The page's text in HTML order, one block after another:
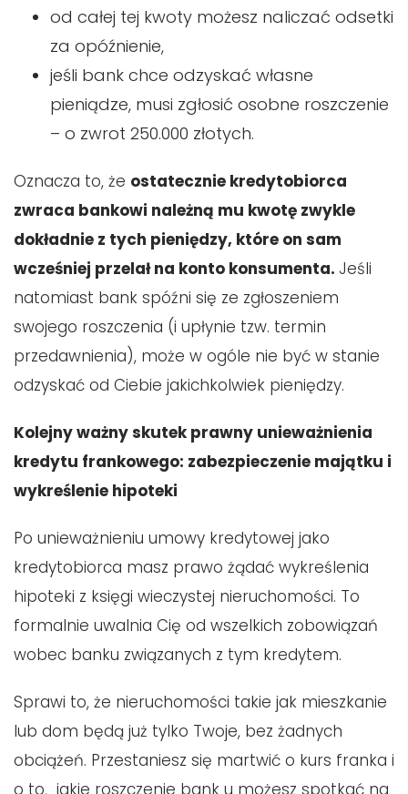
od całej tej kwoty możesz naliczać odsetki
za opóźnienie,
jeśli bank chce odzyskać własne
pieniądze, musi zgłosić osobne roszczenie
– o zwrot 250.000 złotych.
Oznacza to, że ostatecznie kredytobiorca
zwraca bankowi należną mu kwotę zwykle
dokładnie z tych pieniędzy, które on sam
wcześniej przelał na konto konsumenta. Jeśli
natomiast bank spóźni się ze zgłoszeniem
swojego roszczenia (i upłynie tzw. termin
przedawnienia), może w ogóle nie być w stanie
odzyskać od Ciebie jakichkolwiek pieniędzy.
Kolejny ważny skutek prawny unieważnienia
kredytu frankowego: zabezpieczenie majątku i
wykreślenie hipoteki
Po unieważnieniu umowy kredytowej jako
kredytobiorca masz prawo żądać wykreślenia
hipoteki z księgi wieczystej nieruchomości. To
formalnie uwalnia Cię od wszelkich zobowiązań
wobec banku związanych z tym kredytem.
Sprawi to, że nieruchomości takie jak mieszkanie
lub dom będą już tylko Twoje, bez żadnych
obciążeń. Przestaniesz się martwić o kurs franka i
o to, jakie roszczenie bank u możesz spotkać na